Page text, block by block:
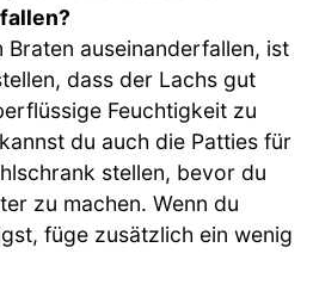
Braten auseinanderfallen, ist
dass der Lachs gut
Feuchtigkeit zu
du auch die Patties für
stellen, bevor du
zu machen. Wenn du
füge zusätzlich ein wenig